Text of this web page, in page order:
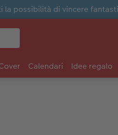
la possibilità di vincere
Calendari Idee regalo